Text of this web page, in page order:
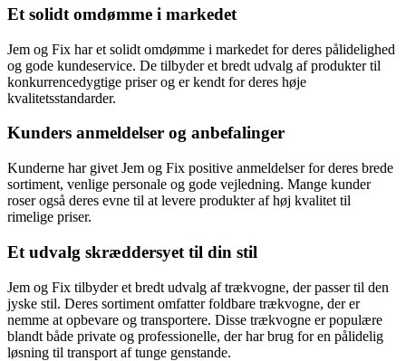
Et solidt omdømme i markedet
Jem og Fix har et solidt omdømme i markedet for deres pålidelighed
og gode kundeservice. De tilbyder et bredt udvalg af produkter til
konkurrencedygtige priser og er kendt for deres høje
kvalitetsstandarder.
Kunders anmeldelser og anbefalinger
Kunderne har givet Jem og Fix positive anmeldelser for deres brede
sortiment, venlige personale og gode vejledning. Mange kunder
roser også deres evne til at levere produkter af høj kvalitet til
rimelige priser.
Et udvalg skræddersyet til din stil
Jem og Fix tilbyder et bredt udvalg af trækvogne, der passer til den
jyske stil. Deres sortiment omfatter foldbare trækvogne, der er
nemme at opbevare og transportere. Disse trækvogne er populære
blandt både private og professionelle, der har brug for en pålidelig
løsning til transport af tunge genstande.